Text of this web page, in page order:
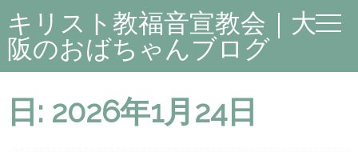
キリスト教福音宣教会｜大
阪のおばちゃんブログ
日: 2026年1月24日